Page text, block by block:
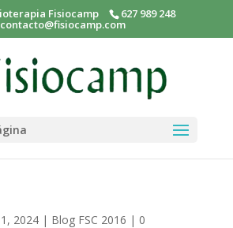
Fisiocamp 627 989 248
contacto@fisiocamp.com
2024| Blog FSC 2016 | 0